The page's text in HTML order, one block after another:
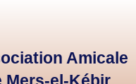
Amicale